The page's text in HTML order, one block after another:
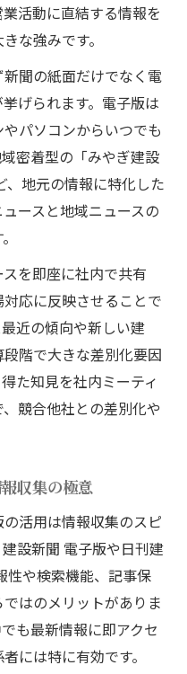
活動に直結する情報を
な強みです。
聞の紙面だけでなく電
げられます。電子版は
パソコンからいつでも
密着型の「みやぎ建設
地元の情報に特化した
ースと地域ニュースの
を即座に社内で共有
応に反映させることで
近の傾向や新しい建
階で大きな差別化要因
た知見を社内ミーティ
競合他社との差別化や
収集の極意
活用は情報収集のスピ
設新聞 電子版や日刊建
性や検索機能、記事保
はのメリットがありま
も最新情報に即アクセ
には特に有効です。